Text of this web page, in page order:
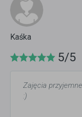
Kaśka
5/5
Zajęcia
:)